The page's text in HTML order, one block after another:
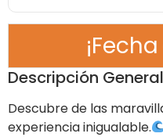
Descripción General
Descubre de las
experiencia inigualable.